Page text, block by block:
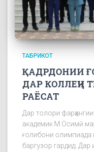
ТАБРИКОТ
ҚАДРДОНИИ
ДАР КОЛЛЕҶИ
РАЁСАТ
Дар толори
академик М.Осимӣ
ғолибони олимпиада
баргузор гардид.